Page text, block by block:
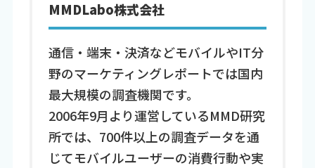
MMDLabo株式会社
通信・端末・決済などモバイルやIT分
野のマーケティングレポートでは国内
最大規模の調査機関です。
2006年9月より運営しているMMD研究
所では、700件以上の調査データを通
じてモバイルユーザーの消費行動や実